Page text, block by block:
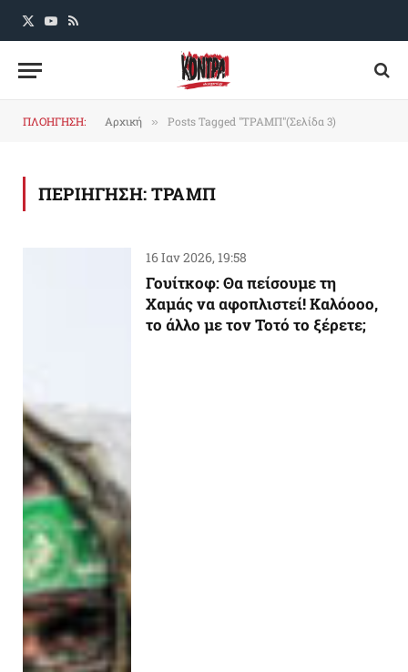
X
YouTube
RSS
ΠΛΟΗΓΗΣΗ: Αρχική » Posts Tagged "ΤΡΑΜΠ"(Σελίδα 3)
ΠΕΡΙΗΓΗΣΗ:ΤΡΑΜΠ
16 Ιαν 2026, 19:58
Γουίτκοφ: Θα πείσουμε τη
Χαμάς να αφοπλιστεί! Καλόοοο,
το άλλο με τον Τοτό το ξέρετε;